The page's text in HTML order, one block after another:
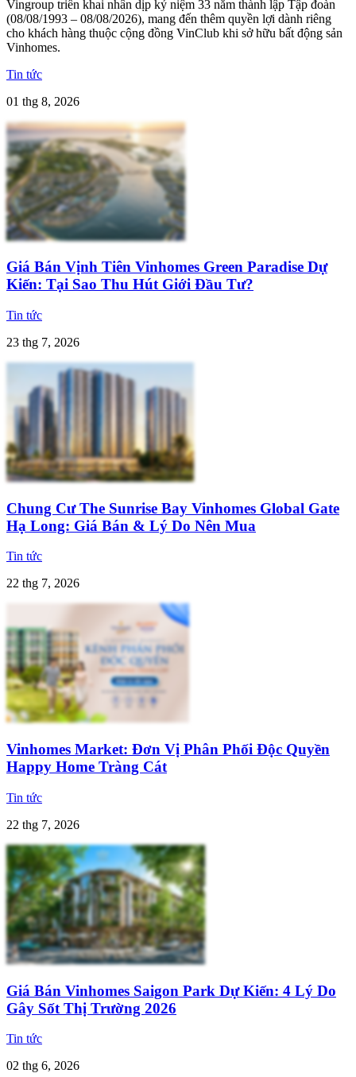
Vingroup triển khai nhân dịp kỷ niệm 33 năm thành lập Tập đoàn
(08/08/1993 – 08/08/2026), mang đến thêm quyền lợi dành riêng
cho khách hàng thuộc cộng đồng VinClub khi sở hữu bất động sản
Vinhomes.
Tin tức
01 thg 8, 2026
Giá Bán Vịnh Tiên Vinhomes Green Paradise Dự
Kiến: Tại Sao Thu Hút Giới Đầu Tư?
Tin tức
23 thg 7, 2026
Chung Cư The Sunrise Bay Vinhomes Global Gate
Hạ Long: Giá Bán & Lý Do Nên Mua
Tin tức
22 thg 7, 2026
Vinhomes Market: Đơn Vị Phân Phối Độc Quyền
Happy Home Tràng Cát
Tin tức
22 thg 7, 2026
Giá Bán Vinhomes Saigon Park Dự Kiến: 4 Lý Do
Gây Sốt Thị Trường 2026
Tin tức
02 thg 6, 2026